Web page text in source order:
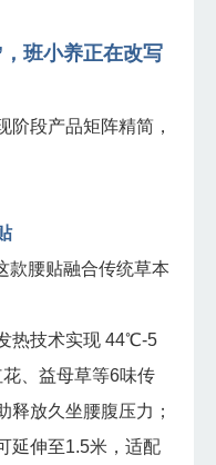
班小养正在改写
阶段产品矩阵精简，
款腰贴融合传统草本
热技术实现 44℃-5
、益母草等6味传
释放久坐腰腹压力；
延伸至1.5米，适配